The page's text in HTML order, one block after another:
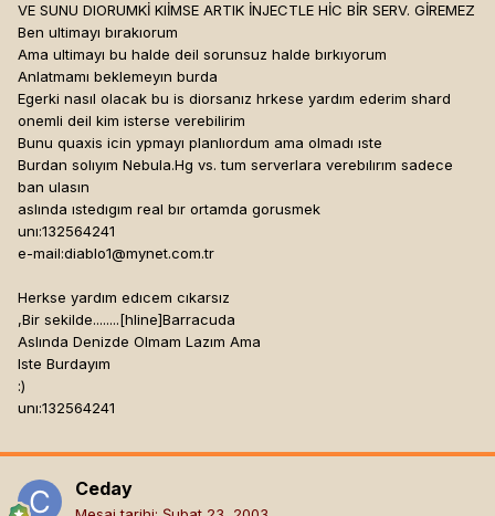
VE SUNU DIORUMKİ KIİMSE ARTIK İNJECTLE HİC BİR SERV. GİREMEZ
Ben ultimayı bırakıorum
Ama ultimayı bu halde deil sorunsuz halde bırkıyorum
Anlatmamı beklemeyın burda
Egerki nasıl olacak bu is diorsanız hrkese yardım ederim shard
onemli deil kim isterse verebilirim
Bunu quaxis icin ypmayı planlıordum ama olmadı ıste
Burdan solıyım Nebula.Hg vs. tum serverlara verebılırım sadece
ban ulasın
aslında ıstedıgım real bır ortamda gorusmek
unı:132564241
e-mail:diablo1@mynet.com.tr
Herkse yardım edıcem cıkarsız
,Bir sekilde........[hline]Barracuda
Aslında Denizde Olmam Lazım Ama
Iste Burdayım
:)
unı:132564241
Ceday